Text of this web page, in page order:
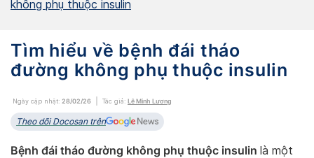
không phụ thuộc insulin
Tìm hiểu về bệnh đái tháo
đường không phụ thuộc insulin
Ngày cập nhật: 28/02/26 Tác giả: Lê Minh Lương
Theo dõi Docosan trên
Bệnh đái tháo đường không phụ thuộc insulin là một